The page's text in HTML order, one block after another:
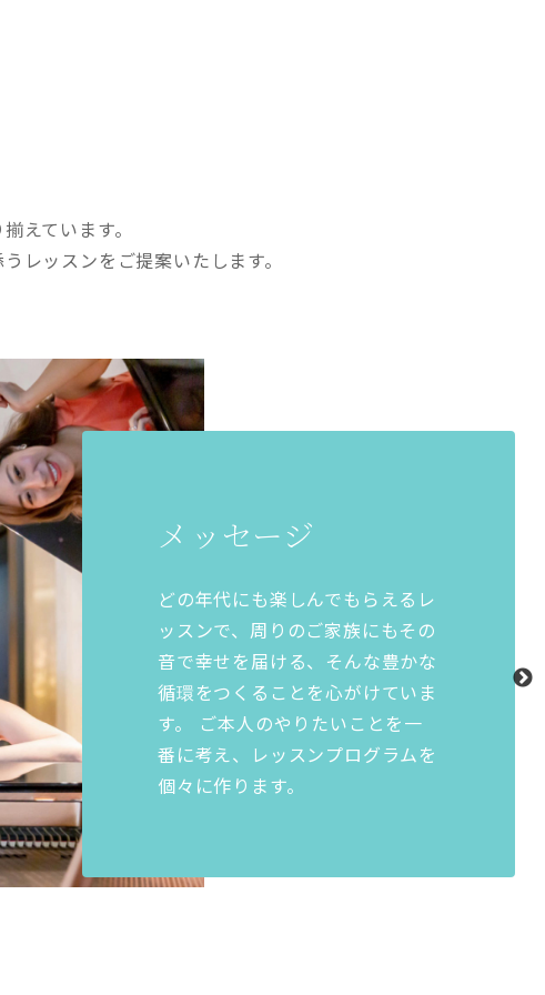
えています。
レッスンをご提案いたします。
メッセージ
どの年代にも楽しんでもらえるレ
ッスンで、周りのご家族にもその
音で幸せを届ける、そんな豊かな
循環をつくることを心がけていま
す。 ご本人のやりたいことを一
番に考え、レッスンプログラムを
個々に作ります。